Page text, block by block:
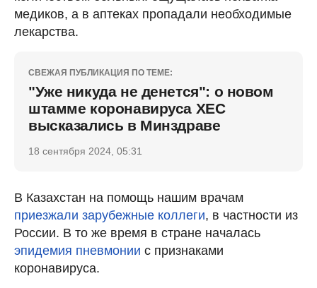
медиков, а в аптеках пропадали необходимые
лекарства.
СВЕЖАЯ ПУБЛИКАЦИЯ ПО ТЕМЕ:
"Уже никуда не денется": о новом
штамме коронавируса ХЕС
высказались в Минздраве
18 сентября 2024, 05:31
В Казахстан на помощь нашим врачам
приезжали зарубежные коллеги, в частности из
России. В то же время в стране началась
эпидемия пневмонии с признаками
коронавируса.